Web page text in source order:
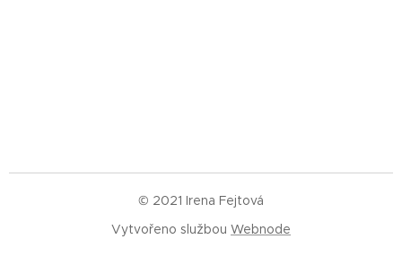
© 2021 Irena Fejtová
Vytvořeno službou Webnode